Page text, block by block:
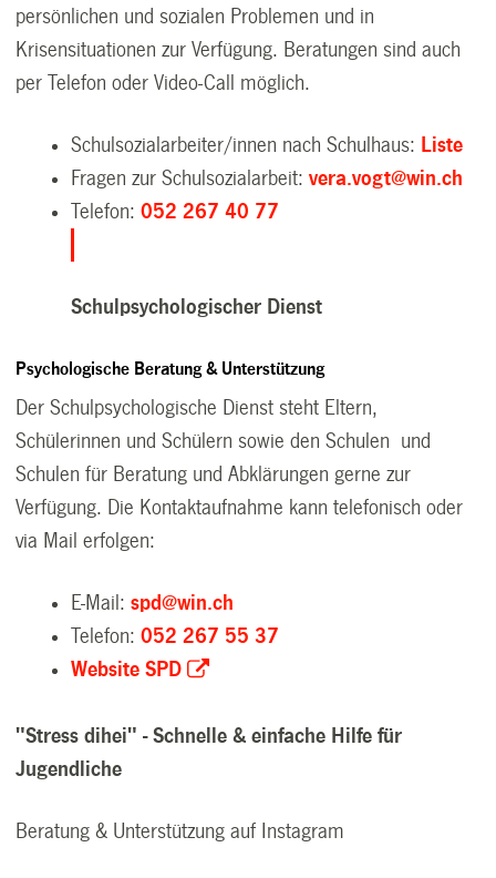
persönlichen und sozialen Problemen und in
Krisensituationen zur Verfügung. Beratungen sind auch
per Telefon oder Video-Call möglich.
Schulsozialarbeiter/innen nach Schulhaus: Liste
Fragen zur Schulsozialarbeit:vera.vogt@win.ch
Telefon:052 267 40 77
Schulpsychologischer Dienst
Psychologische Beratung & Unterstützung
Der Schulpsychologische Dienst steht Eltern,
Schülerinnen und Schülern sowie den Schulen und
Schulen für Beratung und Abklärungen gerne zur
Verfügung. Die Kontaktaufnahme kann telefonisch oder
via Mail erfolgen:
E-Mail:spd@win.ch
Telefon:052 267 55 37
Website SPD
"Stress dihei" - Schnelle & einfache Hilfe für
Jugendliche
Beratung & Unterstützung auf Instagram